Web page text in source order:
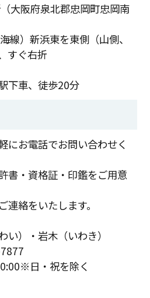
大阪府泉北郡忠岡町忠岡南
線）新浜東を東側（山側、
すぐ右折
下車、徒歩20分
お電話でお問い合わせく
書・資格証・印鑑をご用意
絡をいたします。
い）・岩木（いわき）
日・祝を除く